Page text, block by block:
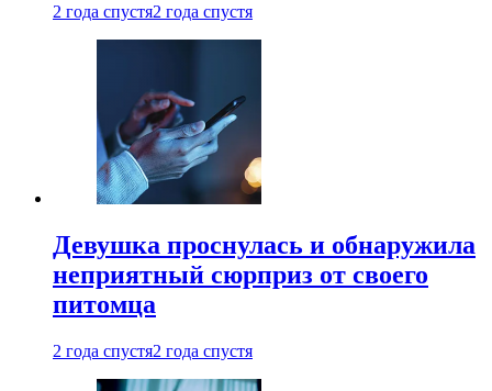
2 года спустя2 года спустя
Девушка проснулась и обнаружила
неприятный сюрприз от своего
питомца
2 года спустя2 года спустя